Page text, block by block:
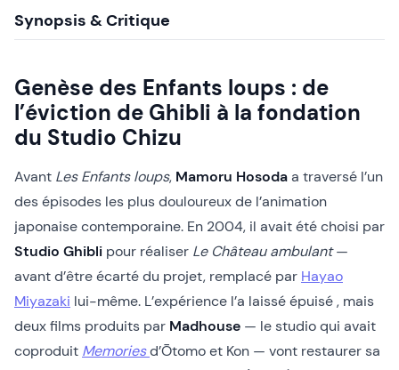
Synopsis & Critique
Genèse des Enfants loups : de
l’éviction de Ghibli à la fondation
du Studio Chizu
Avant Les Enfants loups, Mamoru Hosodaa traversé l’un
des épisodes les plus douloureux de l’animation
japonaise contemporaine. En 2004, il avait été choisi par
Studio Ghibli pour réaliser Le Château ambulant—
avant d’être écarté du projet, remplacé par Hayao
Miyazaki lui-même. L’expérience l’a laissé épuisé , mais
deux films produits par Madhouse — le studio qui avait
coproduit Memoriesd’Ōtomo et Kon — vont restaurer sa